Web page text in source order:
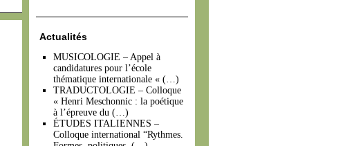
Actualités
MUSICOLOGIE – Appel à
candidatures pour l’école
thématique internationale « (…)
TRADUCTOLOGIE – Colloque
« Henri Meschonnic : la poétique
à l’épreuve du (…)
ÉTUDES ITALIENNES –
Colloque international “Rythmes.